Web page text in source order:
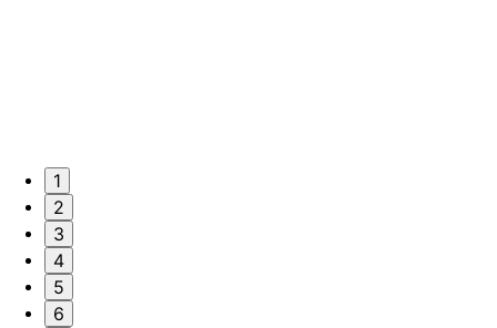
1
2
3
4
5
6